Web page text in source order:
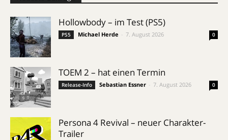
Hollowbody – im Test (PS5)
PS5 Michael Herde 7. August 2026 0
TOEM 2 – hat einen Termin
Release-Info Sebastian Essner 7. August 2026 0
Persona 4 Revival – neuer Charakter-
Trailer